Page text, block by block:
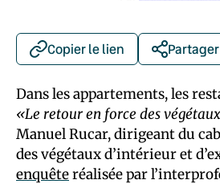
Copier le lien Partager
Dans les appartements, les
«Le retour en force des
Manuel Rucar, dirigeant du
des végétaux d’intérieur et
enquêteréalisée par